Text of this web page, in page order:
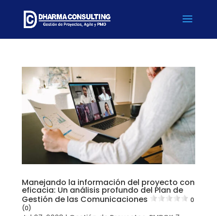
Manejando la información del proyecto con
eficacia: Un análisis profundo del Plan de
Gestión de las Comunicaciones
0
(0)